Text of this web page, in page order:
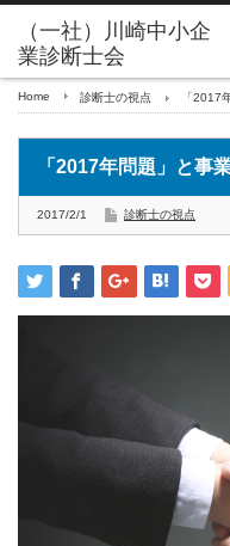
Home 診断士の視点 「2017
「2017年問題」と事
2017/2/1 診断士の視点